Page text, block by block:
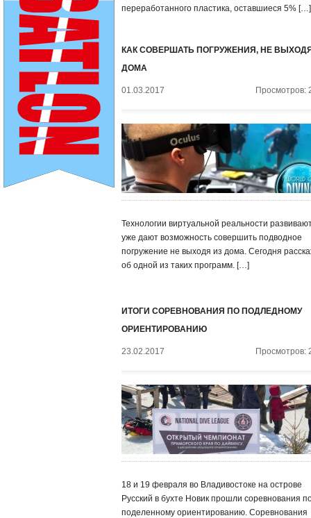
переработанного пластика, оставшиеся 5% […]
КАК СОВЕРШАТЬ ПОГРУЖЕНИЯ, НЕ
ДОМА
01.03.2017 Просмотров:
Технологии виртуальной реальности
уже дают возможность совершить подводное
погружение не выходя из дома. Сегодня
об одной из таких программ. […]
ИТОГИ СОРЕВНОВАНИЯ ПО ПОДЛЕДНОМУ
ОРИЕНТИРОВАНИЮ
23.02.2017 Просмотров:
18 и 19 февраля во Владивостоке на острове
Русский в бухте Новик прошли соревнования
поделенному ориентированию. Соревнования